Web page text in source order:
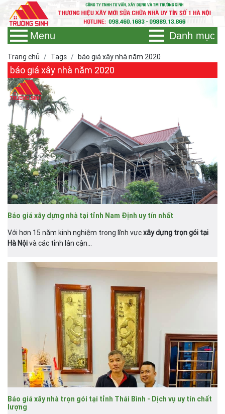
Danh mục
Menu
Trang chủ Tags báo giá xây nhà năm 2020
báo giá xây nhà năm 2020
Báo giá xây dựng nhà tại tỉnh Nam Định uy tín nhất
Với hơn 15 năm kinh nghiệm trong lĩnh vựcxây dựng trọn gói tại
Hà Nộivà các tỉnh lân cận...
Báo giá xây nhà trọn gói tại tỉnh Thái Bình - Dịch vụ uy tín chất
lượng